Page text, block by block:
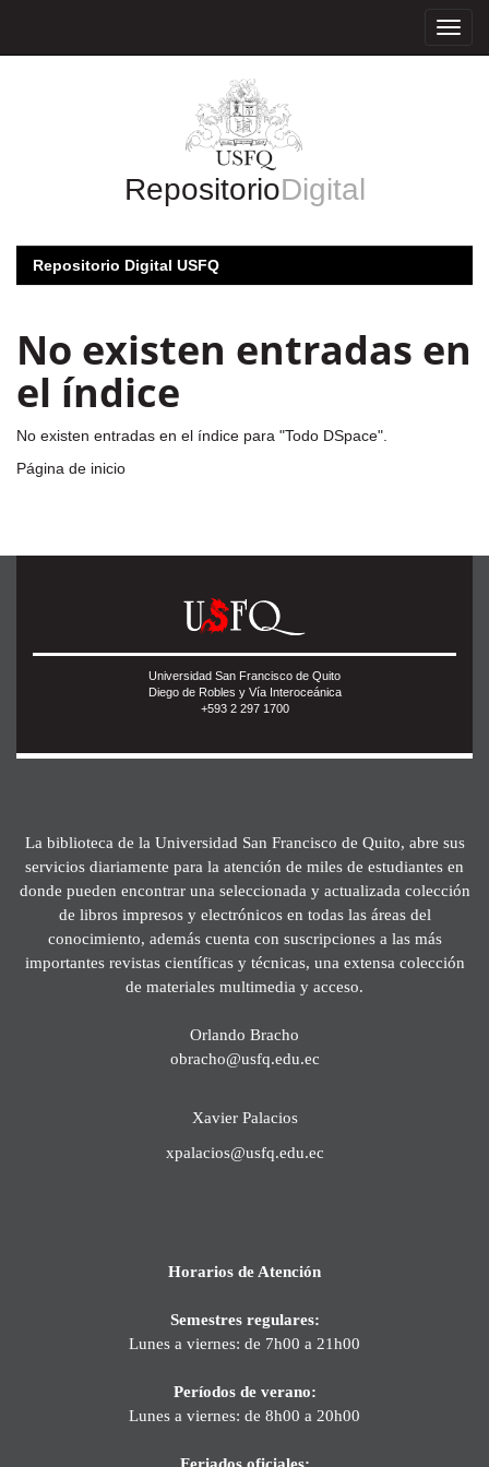
RepositorioDigital
Repositorio Digital USFQ
No existen entradas en
el índice
No existen entradas en el índice para "Todo DSpace".
Página de inicio
Universidad San Francisco de Quito
Diego de Robles y Vía Interoceánica
+593 2 297 1700
La biblioteca de la Universidad San Francisco de Quito, abre sus
servicios diariamente para la atención de miles de estudiantes en
donde pueden encontrar una seleccionada y actualizada colección
de libros impresos y electrónicos en todas las áreas del
conocimiento, además cuenta con suscripciones a las más
importantes revistas científicas y técnicas, una extensa colección
de materiales multimedia y acceso.
Orlando Bracho
obracho@usfq.edu.ec
Xavier Palacios
xpalacios@usfq.edu.ec
Horarios de Atención
Semestres regulares:
Lunes a viernes: de 7h00 a 21h00
Períodos de verano:
Lunes a viernes: de 8h00 a 20h00
Feriados oficiales: